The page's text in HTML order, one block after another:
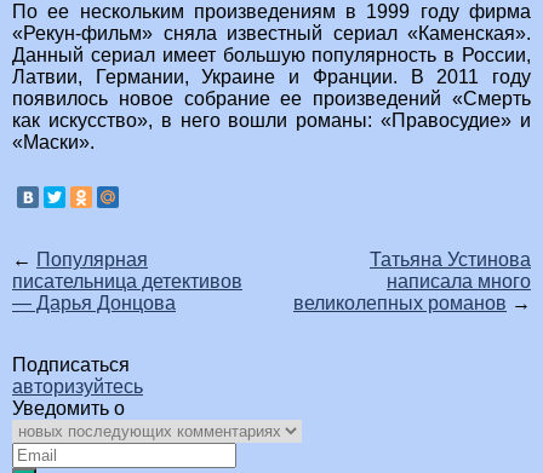
По ее нескольким произведениям в 1999 году фирма
«Рекун-фильм» сняла известный сериал «Каменская».
Данный сериал имеет большую популярность в России,
Латвии, Германии, Украине и Франции. В 2011 году
появилось новое собрание ее произведений «Смерть
как искусство», в него вошли романы: «Правосудие» и
«Маски».
← Популярная
писательница детективов
— Дарья Донцова
Татьяна Устинова
написала много
великолепных романов →
Подписаться
авторизуйтесь
Уведомить о